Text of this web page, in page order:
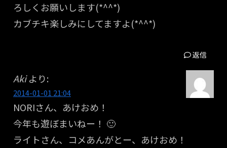
ろしくお願いします(*^^*)
カブチキ楽しみにしてますよ(*^^*)
返信
Aki より:
2014-01-01 21:04
NORIさん、あけおめ！
今年も遊ぼまいねー！ 🙂
ライトさん、コメあんがとー、あけおめ！